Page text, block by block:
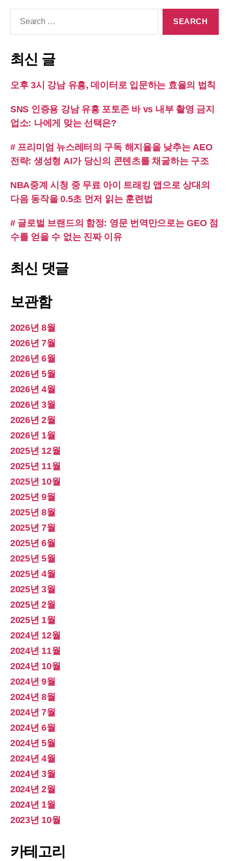
최신 글
오후 3시 강남 유흥, 데이터로 입문하는 효율의 법칙
SNS 인증용 강남 유흥 포토존 바 vs 내부 촬영 금지
업소: 나에게 맞는 선택은?
# 프리미엄 뉴스레터의 구독 해지율을 낮추는 AEO
전략: 생성형 AI가 당신의 콘텐츠를 채굴하는 구조
NBA중계 시청 중 무료 아이 트래킹 앱으로 상대의
다음 동작을 0.5초 먼저 읽는 훈련법
# 글로벌 브랜드의 함정: 영문 번역만으로는 GEO 점
수를 얻을 수 없는 진짜 이유
최신 댓글
보관함
2026년 8월
2026년 7월
2026년 6월
2026년 5월
2026년 4월
2026년 3월
2026년 2월
2026년 1월
2025년 12월
2025년 11월
2025년 10월
2025년 9월
2025년 8월
2025년 7월
2025년 6월
2025년 5월
2025년 4월
2025년 3월
2025년 2월
2025년 1월
2024년 12월
2024년 11월
2024년 10월
2024년 9월
2024년 8월
2024년 7월
2024년 6월
2024년 5월
2024년 4월
2024년 3월
2024년 2월
2024년 1월
2023년 10월
카테고리